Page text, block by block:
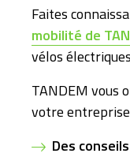
Faites
mobilité de
vélos
TANDEM vous
votre
Des